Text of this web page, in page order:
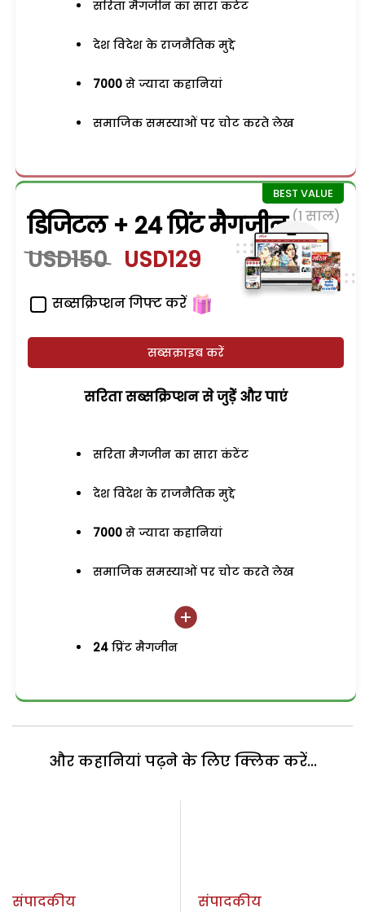
सरिता मैगजीन का सारा कंटेंट
देश विदेश के राजनैतिक मुद्दे
7000 से ज्यादा कहानियां
समाजिक समस्याओं पर चोट करते लेख
डिजिटल + 24 प्रिंट मैगजीन (1 साल)
USD150 USD129
सब्सक्रिप्शन गिफ्ट करें
सब्सक्राइब करें
सरिता सब्सक्रिप्शन से जुड़ेें और पाएं
सरिता मैगजीन का सारा कंटेंट
देश विदेश के राजनैतिक मुद्दे
7000 से ज्यादा कहानियां
समाजिक समस्याओं पर चोट करते लेख
24 प्रिंट मैगजीन
और कहानियां पढ़ने के लिए क्लिक करें...
संपादकीय
संपादकीय